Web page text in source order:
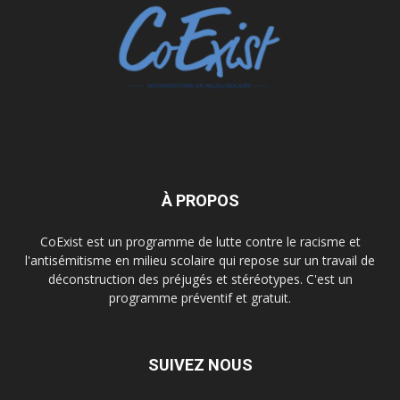
À PROPOS
CoExist est un programme de lutte contre le racisme et
l'antisémitisme en milieu scolaire qui repose sur un travail de
déconstruction des préjugés et stéréotypes. C'est un
programme préventif et gratuit.
SUIVEZ NOUS